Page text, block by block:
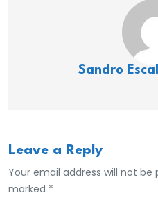
Sandro
Leave a Reply
Your email address will not be
marked *